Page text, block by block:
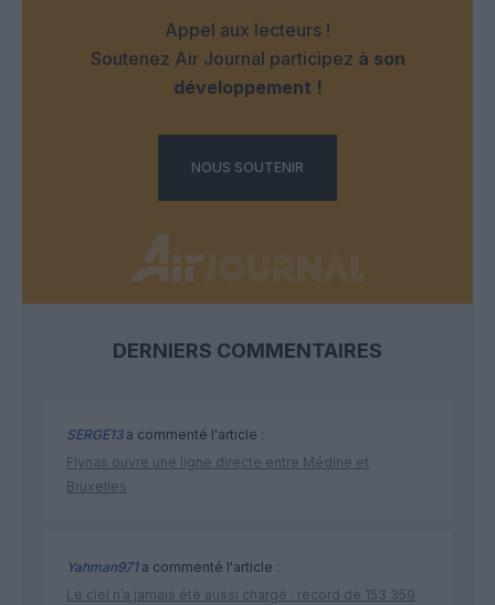
Appel aux lecteurs !
Soutenez Air Journal participez à son
développement !
NOUS SOUTENIR
DERNIERS COMMENTAIRES
SERGE13a commenté l'article :
Flynas ouvre une ligne directe entre Médine et
Bruxelles
Yahman971a commenté l'article :
Le ciel n’a jamais été aussi chargé : record de 153 359